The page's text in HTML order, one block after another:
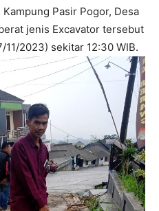
Pasir Pogor, Desa
jenis Excavator tersebut
2023) sekitar 12:30 WIB.